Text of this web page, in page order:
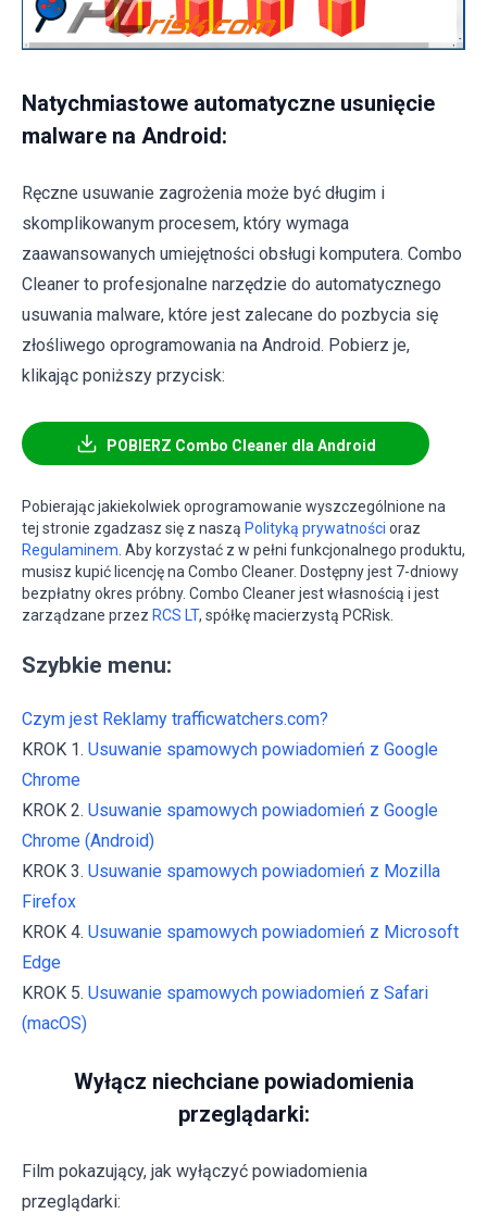
Natychmiastowe automatyczne usunięcie
malware na Android:
Ręczne usuwanie zagrożenia może być długim i
skomplikowanym procesem, który wymaga
zaawansowanych umiejętności obsługi komputera. Combo
Cleaner to profesjonalne narzędzie do automatycznego
usuwania malware, które jest zalecane do pozbycia się
złośliwego oprogramowania na Android. Pobierz je,
klikając poniższy przycisk:
POBIERZ Combo Cleaner dla Android
Pobierając jakiekolwiek oprogramowanie wyszczególnione na
tej stronie zgadzasz się z naszą Polityką prywatności oraz
Regulaminem . Aby korzystać z w pełni funkcjonalnego produktu,
musisz kupić licencję na Combo Cleaner. Dostępny jest 7-dniowy
bezpłatny okres próbny. Combo Cleaner jest własnością i jest
zarządzane przez RCS LT, spółkę macierzystą PCRisk.
Szybkie menu:
Czym jest Reklamy trafficwatchers.com?
KROK 1. Usuwanie spamowych powiadomień z Google
Chrome
KROK 2. Usuwanie spamowych powiadomień z Google
Chrome (Android)
KROK 3. Usuwanie spamowych powiadomień z Mozilla
Firefox
KROK 4. Usuwanie spamowych powiadomień z Microsoft
Edge
KROK 5. Usuwanie spamowych powiadomień z Safari
(macOS)
Wyłącz niechciane powiadomienia
przeglądarki:
Film pokazujący, jak wyłączyć powiadomienia
przeglądarki: